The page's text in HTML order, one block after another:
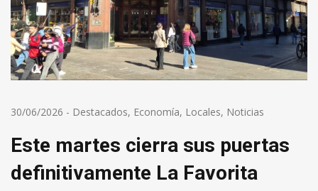
30/06/2026 - Destacados, Economía, Locales, Noticias
Este martes cierra sus puertas
definitivamente La Favorita